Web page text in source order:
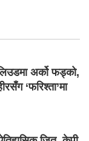
अर्को फड्को,
‘फरिश्ता’मा